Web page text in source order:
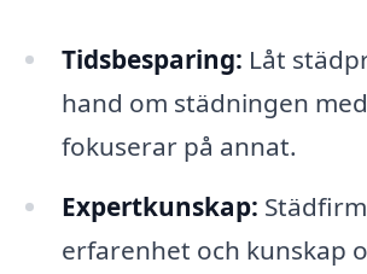
Tidsbesparing: Låt
hand om städningen
fokuserar på annat.
Expertkunskap:
erfarenhet och kunskap